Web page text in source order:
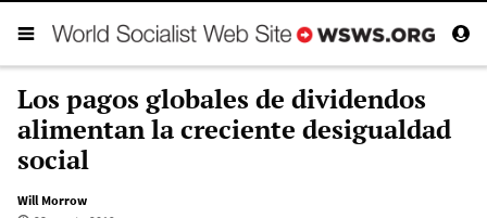
Los pagos globales de dividendos
alimentan la creciente desigualdad
social
Will Morrow